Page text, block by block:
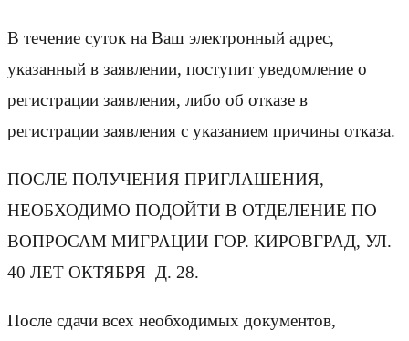
В течение суток на Ваш электронный адрес,
указанный в заявлении, поступит уведомление о
регистрации заявления, либо об отказе в
регистрации заявления с указанием причины отказа.
ПОСЛЕ ПОЛУЧЕНИЯ ПРИГЛАШЕНИЯ,
НЕОБХОДИМО ПОДОЙТИ В ОТДЕЛЕНИЕ ПО
ВОПРОСАМ МИГРАЦИИ ГОР. КИРОВГРАД, УЛ.
40 ЛЕТ ОКТЯБРЯ Д. 28.
После сдачи всех необходимых документов,